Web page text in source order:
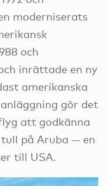
moderniserats
och
inrättade en ny
amerikanska
gör det
att godkänna
på Aruba — en
till USA.